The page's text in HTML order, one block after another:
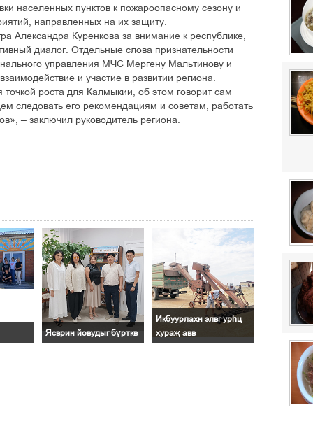
населенных пунктов к пожароопасному сезону и
направленных на их защиту.
Александра Куренкова за внимание к республике,
диалог. Отдельные слова признательности
управления МЧС Мергену Мальтинову и
и участие в развитии региона.
роста для Калмыкии, об этом говорит сам
следовать его рекомендациям и советам, работать
– заключил руководитель региона.
Ясврин йовудыг бүрткв
Икбуурлахн элвг урһц
хураҗ авв